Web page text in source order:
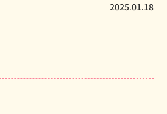
2025.01.18